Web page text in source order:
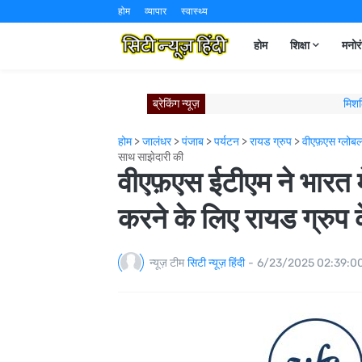
होम व्यापार स्वास्थ्य
होम शिक्षा
ब्रेकिंग न्यूज़
ज़्यादा स्टाइल, ज़्यादा विशिष्टता:
कैम्ब्रिज से जुड़ा पंजाब
न्युवोको विस्टास ने लुधियाना नॉर्थ में
ऑल अकोर और इंडिगो
पुणे में जन्मी। प्राग में जश्न मनाया
मिशलिन इंडिया का नए
होम >जालंधर>पंजाब >पर्यटन >रायड ग्रुप >वीएफ़एस
साथ साझेदारी की
वीएफ़एस ईटीएम ने भारत
करने के लिए रायड ग्रुप
न्यूज़ टीम सिटी न्यूज़ हिंदी - 6/23/2025